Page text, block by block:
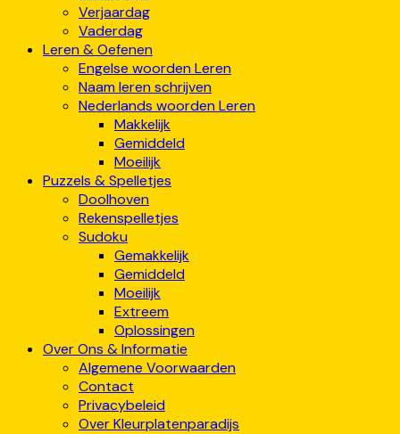
Verjaardag
Vaderdag
Leren & Oefenen
Engelse woorden Leren
Naam leren schrijven
Nederlands woorden Leren
Makkelijk
Gemiddeld
Moeilijk
Puzzels & Spelletjes
Doolhoven
Rekenspelletjes
Sudoku
Gemakkelijk
Gemiddeld
Moeilijk
Extreem
Oplossingen
Over Ons & Informatie
Algemene Voorwaarden
Contact
Privacybeleid
Over Kleurplatenparadijs